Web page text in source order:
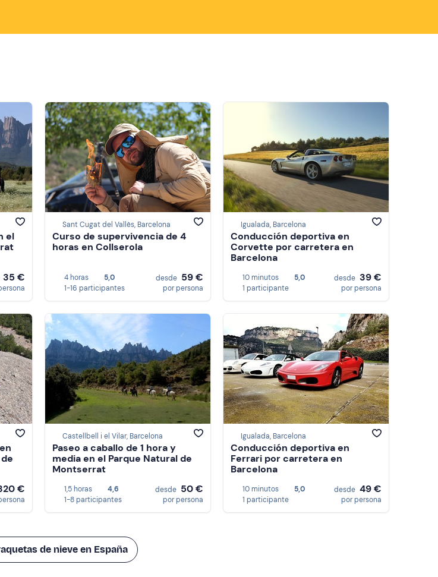
el
35 €
Sant Cugat del Vallès, Barcelona
Curso de supervivencia de 4
horas en Collserola
4 horas
5,0
1-16 participantes
desde 59 €
por persona
Igualada, Barcelona
Conducción deportiva en
Corvette por carretera en
Barcelona
10 minutos
5,0
1 participante
desde 39 €
por persona
€
Castellbell i el Vilar, Barcelona
Paseo a caballo de 1 hora y
media en el Parque Natural de
Montserrat
1,5 horas
4,6
1-8 participantes
desde 50 €
por persona
Igualada, Barcelona
Conducción deportiva en
Ferrari por carretera en
Barcelona
10 minutos
5,0
1 participante
desde 49 €
por persona
de nieve en España